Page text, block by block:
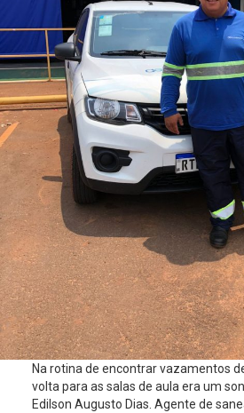
Na rotina de encontrar vazamentos
volta para as salas de aula era um
Edilson Augusto Dias. Agente de